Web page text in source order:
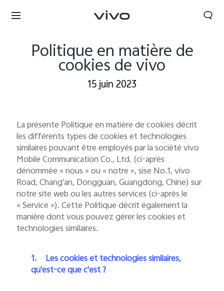
France | Sélectionnez un pays / une région
Politique en matière de
cookies de vivo
15 juin 2023
La présente Politique en matière de cookies décrit
les différents types de cookies et technologies
similaires pouvant être employés par la société vivo
Mobile Communication Co., Ltd. (ci-après
dénommée « nous » ou « notre », sise No.1, vivo
Road, Chang'an, Dongguan, Guangdong, Chine) sur
notre site web ou les autres services (ci-après le
« Service »). Cette Politique décrit également la
manière dont vous pouvez gérer les cookies et
technologies similaires.
1.
Les cookies et technologies similaires,
qu'est-ce que c'est ?